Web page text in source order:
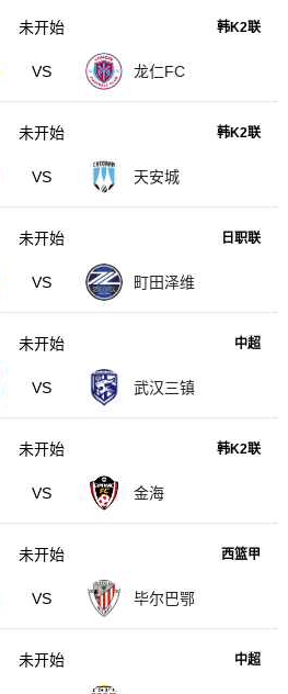
韩K2联
VS 龙仁FC
未开始
韩K2联
VS 天安城
未开始
日职联
VS 町田泽维
未开始
中超
VS 武汉三镇
未开始
韩K2联
VS 金海
未开始
西篮甲
VS 毕尔巴鄂
未开始
中超
未开始